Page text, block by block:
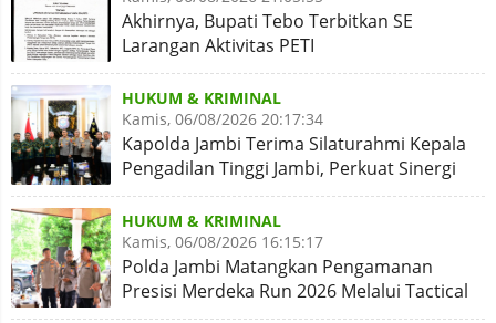
Akhirnya, Bupati Tebo Terbitkan SE
Larangan Aktivitas PETI
HUKUM & KRIMINAL
Kamis, 06/08/2026 20:17:34
Kapolda Jambi Terima Silaturahmi Kepala
Pengadilan Tinggi Jambi, Perkuat Sinergi
Antar Lembaga
HUKUM & KRIMINAL
Kamis, 06/08/2026 16:15:17
Polda Jambi Matangkan Pengamanan
Presisi Merdeka Run 2026 Melalui Tactical
Floor Game